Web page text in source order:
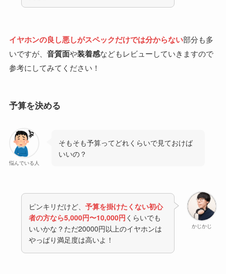
イヤホンの良し悪しがスペックだけでは分からない部分も多
いですが、 音質面や装着感などもレビューしていきますので
参考にしてみてください！
予算を決める
悩んでいる人
そもそも予算ってどれくらいで見ておけば
いいの？
かじかじ
ピンキリだけど、予算を掛けたくない初心
者の方なら5,000円〜10,000円 くらいでも
いいかな？ただ20000円以上のイヤホンは
やっぱり満足度は高いよ！